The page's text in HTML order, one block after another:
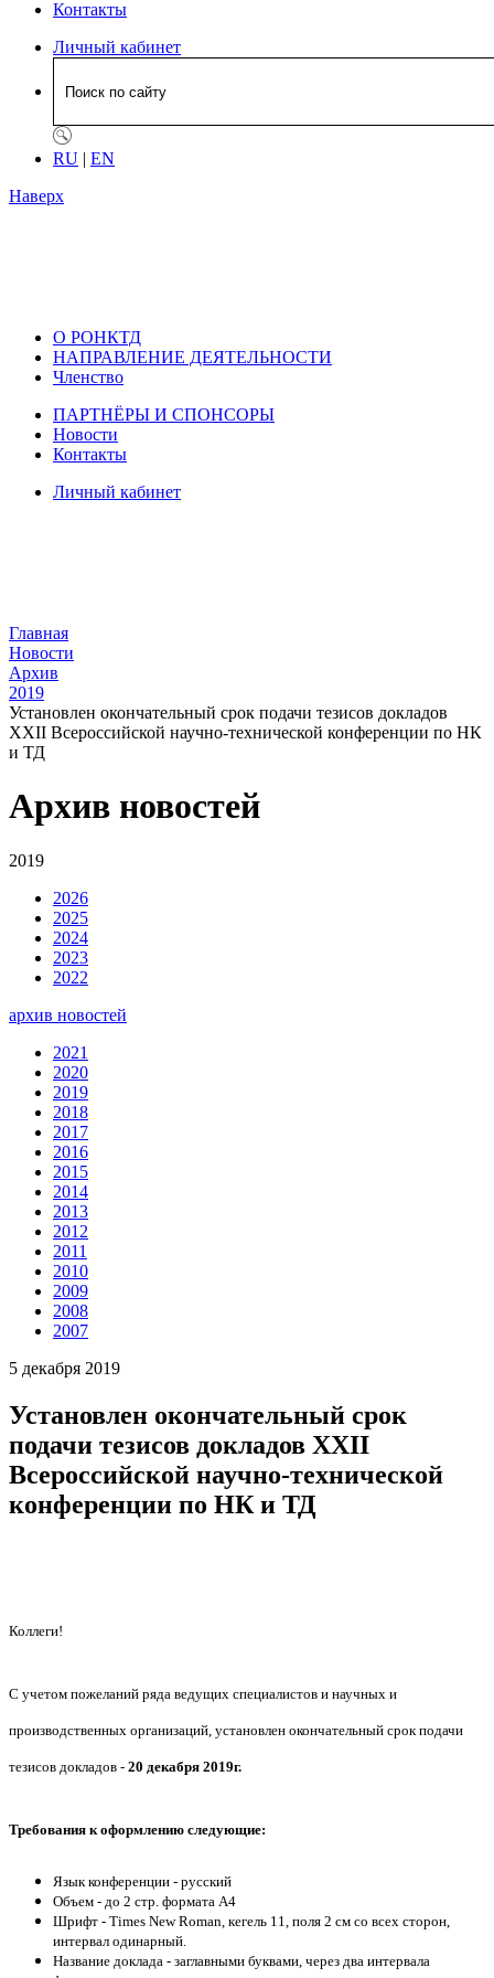
Контакты
Личный кабинет
RU | EN
Наверх
О РОНКТД
НАПРАВЛЕНИЕ ДЕЯТЕЛЬНОСТИ
Членство
ПАРТНЁРЫ И СПОНСОРЫ
Новости
Контакты
Личный кабинет
Главная
Новости
Архив
2019
Установлен окончательный срок подачи тезисов докладов
XXII Всероссийской научно-технической конференции по НК
и ТД
Архив новостей
2019
2026
2025
2024
2023
2022
архив новостей
2021
2020
2019
2018
2017
2016
2015
2014
2013
2012
2011
2010
2009
2008
2007
5 декабря 2019
Установлен окончательный срок
подачи тезисов докладов XXII
Всероссийской научно-технической
конференции по НК и ТД
Коллеги!
С учетом пожеланий ряда ведущих специалистов и научных и
производственных организаций, установлен окончательный срок подачи
тезисов докладов - 20 декабря 2019г.
Требования к оформлению следующие:
Язык конференции - русский
Объем - до 2 стр. формата А4
Шрифт - Times New Roman, кегель 11, поля 2 см со всех сторон,
интервал одинарный.
Название доклада - заглавными буквами, через два интервала